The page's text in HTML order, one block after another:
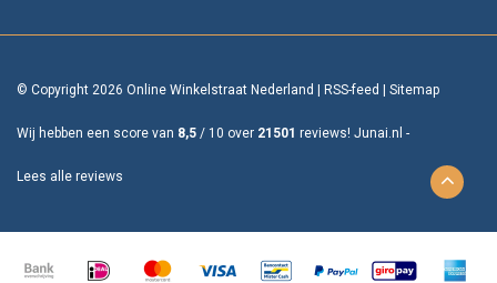
© Copyright 2026 Online Winkelstraat Nederland RSS-feed Sitemap
Wij hebben een score van 8,5 / 10 over 21501 reviews! Junai.nl -
Lees alle reviews